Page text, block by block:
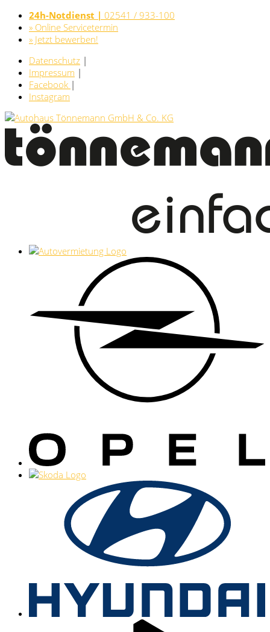
24h-Notdienst | 02541 / 933-100
» Online Servicetermin
» Jetzt bewerben!
Datenschutz |
Impressum |
Facebook |
Instagram